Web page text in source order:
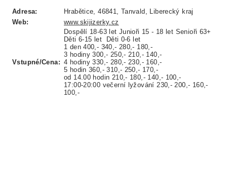
Adresa:
Hrabětice, 46841, Tanvald, Liberecký kraj
Web:
www.skijizerky.cz
Vstupné/Cena:
Dospělí 18-63 let Junioři 15 - 18 let Senioři 63+
Děti 6-15 let Děti 0-6 let
1 den 400,- 340,- 280,- 180,-
3 hodiny 300,- 250,- 210,- 140,-
4 hodiny 330,- 280,- 230,- 160,-
5 hodin 360,- 310,- 250,- 170,-
od 14.00 hodin 210,- 180,- 140,- 100,-
17:00-20:00 večerní lyžování 230,- 200,- 160,-
100,-